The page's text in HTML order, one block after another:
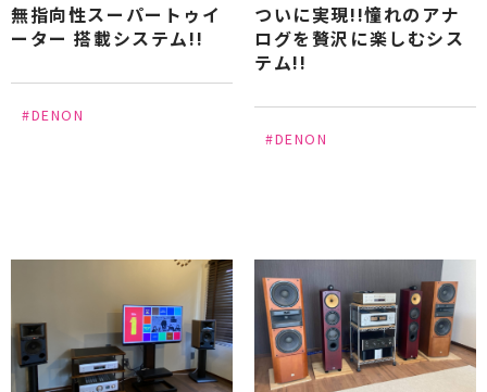
#ELECTROCOMPANIET #Entreq
#FiiO #Focal
#HAMILeX
#KLAUDIO #KRIPTON
#LINDEMANN #Luna Cables
#Lumen white #LUXMAN #MARK LEVINSON
無指向性スーパートゥイ
ーター 搭載システム!!
#DENON
ついに実現!!憧れのアナ
ログを贅沢に楽しむシス
テム!!
#DENON